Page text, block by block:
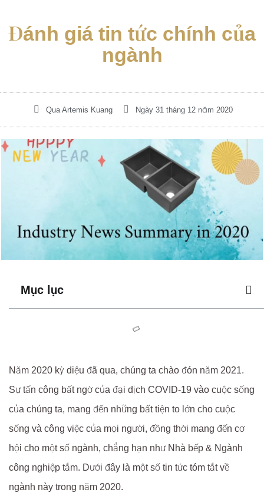
Đánh giá tin tức chính của
ngành
QuaArtemis Kuang Ngày 31 tháng 12 năm 2020
Mục lục
Năm 2020 kỳ diệu đã qua, chúng ta chào đón năm 2021.
Sự tấn công bất ngờ của đại dịch COVID-19 vào cuộc sống
của chúng ta, mang đến những bất tiện to lớn cho cuộc
sống và công việc của mọi người, đồng thời mang đến cơ
hội cho một số ngành, chẳng hạn như Nhà bếp & Ngành
công nghiệp tắm. Dưới đây là một số tin tức tóm tắt về
ngành này trong năm 2020.